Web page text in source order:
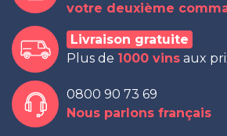
votre deuxième
Livraison gratuite
Plus de 1000 vins aux
0800 90 73 69
Nous parlons français